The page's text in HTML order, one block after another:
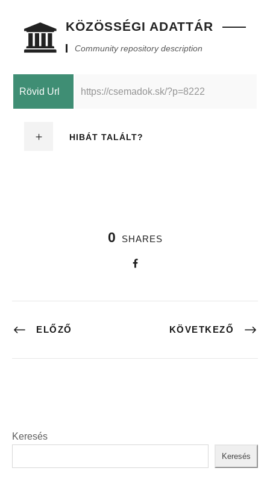
KÖZÖSSÉGI ADATTÁR
Community repository description
Rövid Url https://csemadok.sk/?p=8222
HIBÁT TALÁLT?
0 SHARES
ELŐZŐ KÖVETKEZŐ
Keresés
Keresés